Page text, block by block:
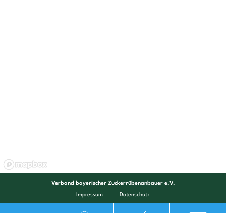
Verband bayerischer Zuckerrübenanbauer e.V.
Impressum Datenschutz